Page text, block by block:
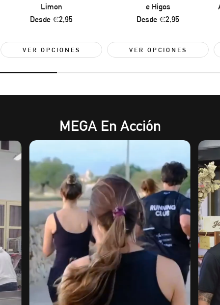
Limon
Precio
Desde €2,95
VER OPCIONES
e Higos
Precio
Desde €2,95
VER OPCIONES
MEGA En Acción